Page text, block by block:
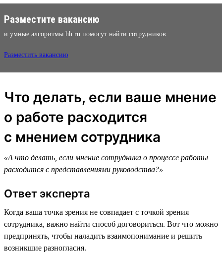
Разместите вакансию
и умные алгоритмы hh.ru помогут найти сотрудников
Разместить вакансию
Что делать, если ваше мнение
о работе расходится
с мнением сотрудника
«А что делать, если мнение сотрудника о процессе работы
расходится с представлениями руководства?»
Ответ эксперта
Когда ваша точка зрения не совпадает с точкой зрения
сотрудника, важно найти способ договориться. Вот что можно
предпринять, чтобы наладить взаимопонимание и решить
возникшие разногласия.